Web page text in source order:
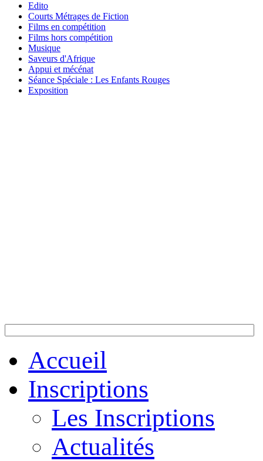
Edito
Courts Métrages de Fiction
Films en compétition
Films hors compétition
Musique
Saveurs d'Afrique
Appui et mécénat
Séance Spéciale : Les Enfants Rouges
Exposition
Accueil
Inscriptions
Les Inscriptions
Actualités